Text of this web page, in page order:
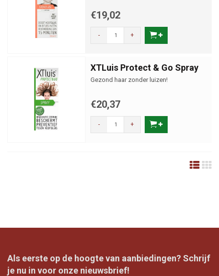
€19,02
- +
XTLuis Protect & Go Spray
Gezond haar zonder luizen!
€20,37
- +
Als eerste op de hoogte van aanbiedingen? Schrijf
je nu in voor onze nieuwsbrief!